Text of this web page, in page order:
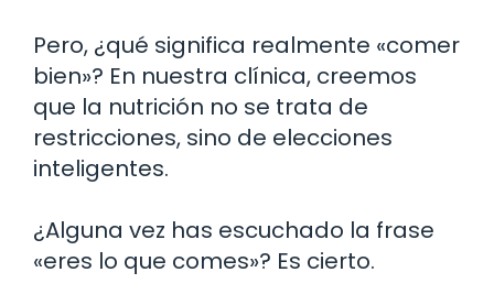
Pero, ¿qué significa realmente «comer
bien»? En nuestra clínica, creemos
que la nutrición no se trata de
restricciones, sino de elecciones
inteligentes.
¿Alguna vez has escuchado la frase
«eres lo que comes»? Es cierto.